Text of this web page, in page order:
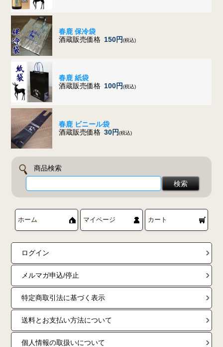
春鹿 保冷袋
酒蔵販売価格 150円(税込)
春鹿 紙袋
酒蔵販売価格 100円(税込)
春鹿 ビニール袋
酒蔵販売価格 30円(税込)
商品検索
ホーム マイページ カート
ログイン
メルマガ申込/停止
特定商取引法に基づく表示
送料とお支払い方法について
個人情報の取扱いについて